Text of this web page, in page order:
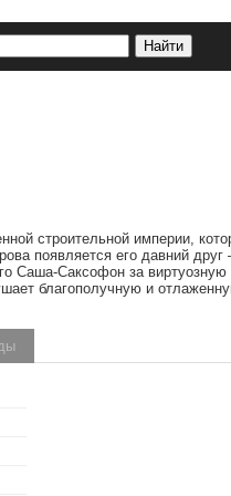
строительной империи,
появляется его давний
Саша-Саксофон за виртуозную
благополучную и